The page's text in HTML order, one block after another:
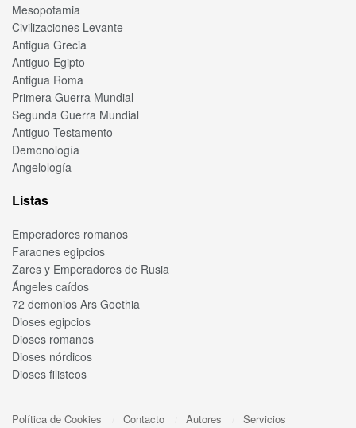
Mesopotamia
Civilizaciones Levante
Antigua Grecia
Antiguo Egipto
Antigua Roma
Primera Guerra Mundial
Segunda Guerra Mundial
Antiguo Testamento
Demonología
Angelología
Listas
Emperadores romanos
Faraones egipcios
Zares y Emperadores de Rusia
Ángeles caídos
72 demonios Ars Goethia
Dioses egipcios
Dioses romanos
Dioses nórdicos
Dioses filisteos
Política de Cookies Contacto Autores Servicios